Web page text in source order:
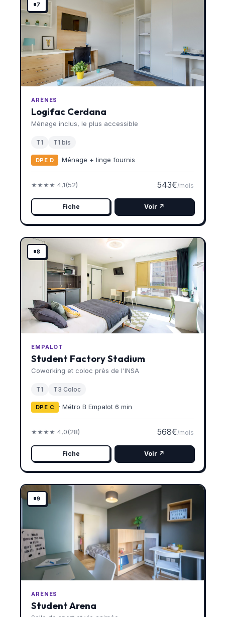
#7
ARÈNES
Logifac Cerdana
Ménage inclus, le plus accessible
T1 T1 bis
DPE D · Ménage + linge fournis
★★★★ 4,1(52) 543€/mois
Fiche Voir ↗
#8
EMPALOT
Student Factory Stadium
Coworking et coloc près de l'INSA
T1 T3 Coloc
DPE C · Métro B Empalot 6 min
★★★★ 4,0(28) 568€/mois
Fiche Voir ↗
#9
ARÈNES
Student Arena